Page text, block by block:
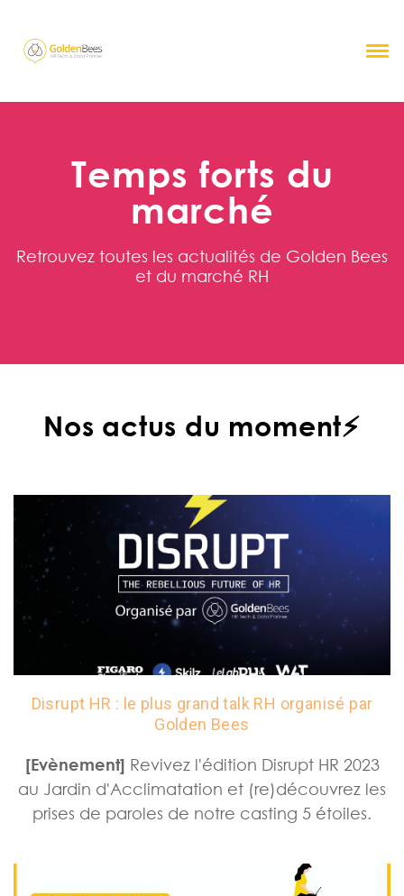
Temps forts du
marché
Retrouvez toutes les actualités de Golden Bees
et du marché RH
Nos actus du moment⚡
Disrupt HR : le plus grand talk RH organisé par
Golden Bees
[Evènement] Revivez l'édition Disrupt HR 2023
au Jardin d'Acclimatation et (re)découvrez les
prises de paroles de notre casting 5 étoiles.